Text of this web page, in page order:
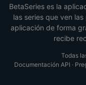
BetaSeries es la
las series que ven
aplicación de forma
recibe
Todas
Documentación API ·